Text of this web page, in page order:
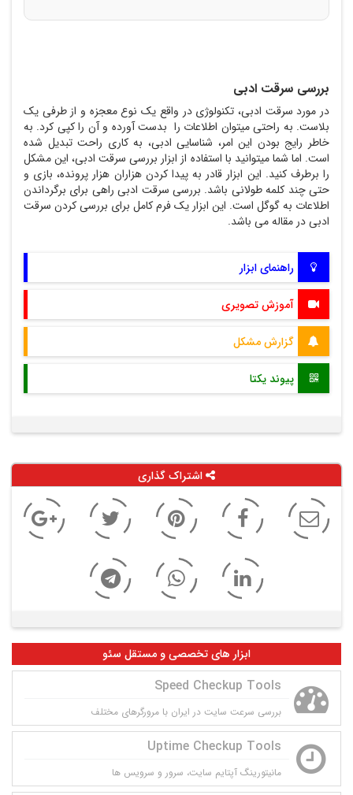
بررسی سرقت ادبی
در مورد سرقت ادبی، تکنولوژی در واقع یک نوع معجزه و از طرفی یک
بلاست. به راحتی میتوان اطلاعات را بدست آورده و آن را کپی کرد. به
خاطر رایج بودن این امر، شناسایی ادبی، به کاری راحت تبدیل شده
است. اما شما میتوانید با استفاده از ابزار بررسی سرقت ادبی، این مشکل
را برطرف کنید. این ابزار قادر به پیدا کردن هزاران هزار پرونده، بازی و
حتی چند کلمه طولانی باشد. بررسی سرقت ادبی راهی برای برگرداندن
اطلاعات به گوگل است. این ابزار یک فرم کامل برای بررسی کردن سرقت
ادبی در مقاله می باشد.
راهنمای ابزار
آموزش تصویری
گزارش مشکل
پیوند یکتا
اشتراک گذاری
ابزار های تخصصی و مستقل سئو
Speed Checkup Tools
بررسی سرعت سایت در ایران با مرورگرهای مختلف
Uptime Checkup Tools
مانيتورينگ آپتايم سايت، سرور و سرويس ها